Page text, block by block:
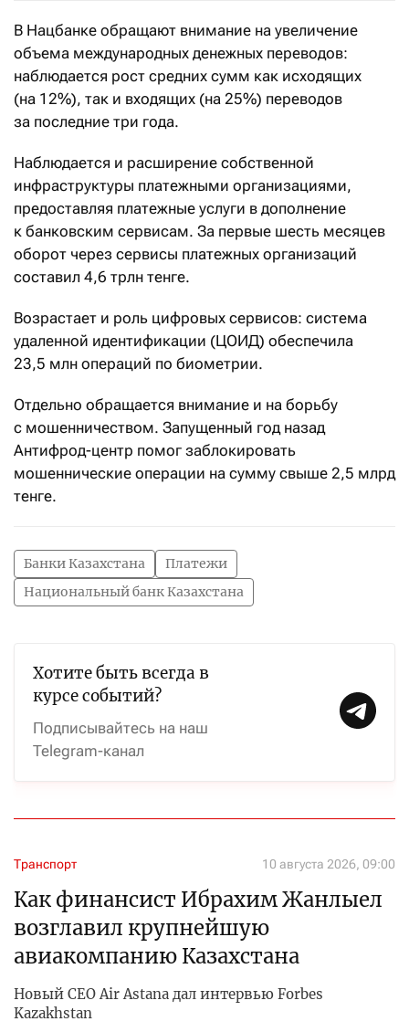
В Нацбанке обращают внимание на увеличение
объема международных денежных переводов:
наблюдается рост средних сумм как исходящих
(на 12%), так и входящих (на 25%) переводов
за последние три года.
Наблюдается и расширение собственной
инфраструктуры платежными организациями,
предоставляя платежные услуги в дополнение
к банковским сервисам. За первые шесть месяцев
оборот через сервисы платежных организаций
составил 4,6 трлн тенге.
Возрастает и роль цифровых сервисов: система
удаленной идентификации (ЦОИД) обеспечила
23,5 млн операций по биометрии.
Отдельно обращается внимание и на борьбу
с мошенничеством. Запущенный год назад
Антифрод-центр помог заблокировать
мошеннические операции на сумму свыше 2,5 млрд
тенге.
Банки Казахстана
Платежи
Национальный банк Казахстана
Хотите быть всегда в
курсе событий?
Подписывайтесь на наш
Telegram-канал
Транспорт 10 августа 2026, 09:00
Как финансист Ибрахим Жанлыел
возглавил крупнейшую
авиакомпанию Казахстана
Новый CEO Air Astana дал интервью Forbes
Kazakhstan